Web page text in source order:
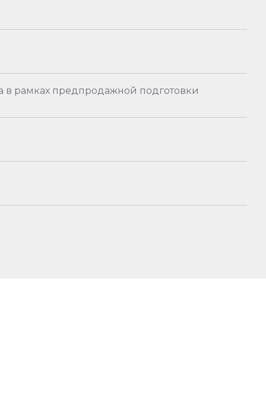
в рамках предпродажной подготовки